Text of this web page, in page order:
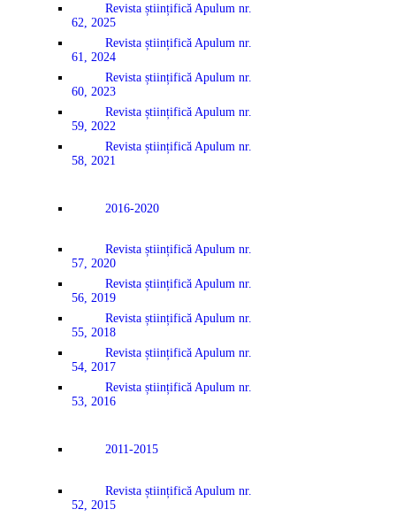
Revista științifică Apulum nr.
62, 2025
Revista științifică Apulum nr.
61, 2024
Revista științifică Apulum nr.
60, 2023
Revista științifică Apulum nr.
59, 2022
Revista științifică Apulum nr.
58, 2021
2016-2020
Revista științifică Apulum nr.
57, 2020
Revista științifică Apulum nr.
56, 2019
Revista științifică Apulum nr.
55, 2018
Revista științifică Apulum nr.
54, 2017
Revista științifică Apulum nr.
53, 2016
2011-2015
Revista științifică Apulum nr.
52, 2015